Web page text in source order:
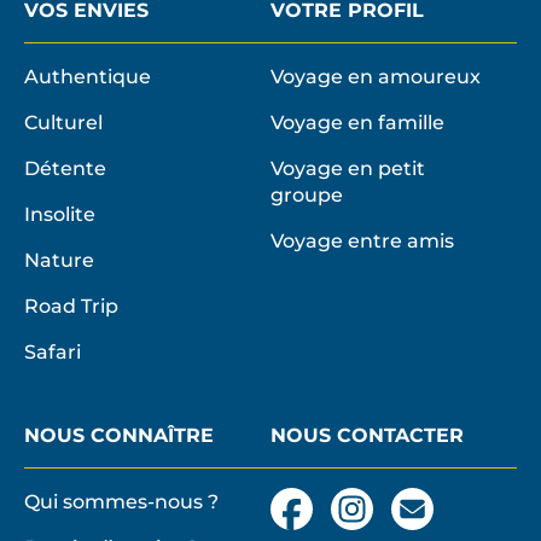
VOS ENVIES
Authentique
Culturel
Détente
Insolite
Nature
Road Trip
Safari
VOTRE PROFIL
Voyage en amoureux
Voyage en famille
Voyage en petit
groupe
Voyage entre amis
NOUS CONNAÎTRE
Qui sommes-nous ?
NOUS CONTACTER
FacebookInstagram
Nous
contacter